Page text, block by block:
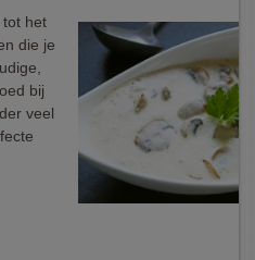
het
die je
bij
veel